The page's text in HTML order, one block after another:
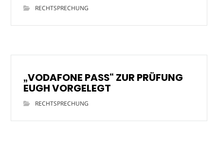
RECHTSPRECHUNG
„VODAFONE PASS“ ZUR PRÜFUNG
EUGH VORGELEGT
RECHTSPRECHUNG